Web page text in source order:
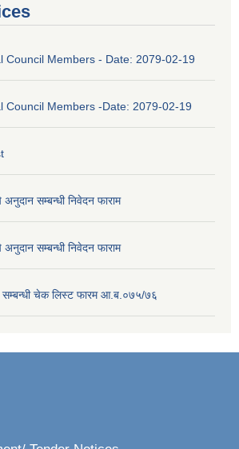
Council Members - Date: 2079-02-19
Council Members -Date: 2079-02-19
सम्बन्धी निवेदन फाराम
सम्बन्धी निवेदन फाराम
सम्बन्धी चेक लिस्ट फारम आ.ब.०७५/७६